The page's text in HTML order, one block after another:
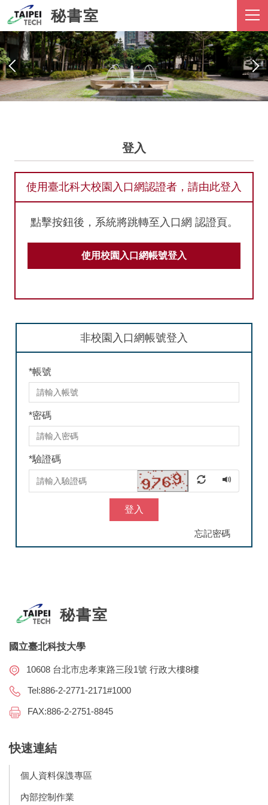
到
主
要
內
容
區
秘書室
登入
使用臺北科大校園入口網認證者，請由此登入
點擊按鈕後，系統將跳轉至入口網 認證頁。
使用校園入口網帳號登入
非校園入口網帳號登入
*帳號
*密碼
*驗證碼
登入
忘記密碼
秘書室
國立臺北科技大學
10608 台北市忠孝東路三段1號 行政大樓8樓
Tel:886-2-2771-2171#1000
FAX:886-2-2751-8845
快速連結
個人資料保謢專區
內部控制作業